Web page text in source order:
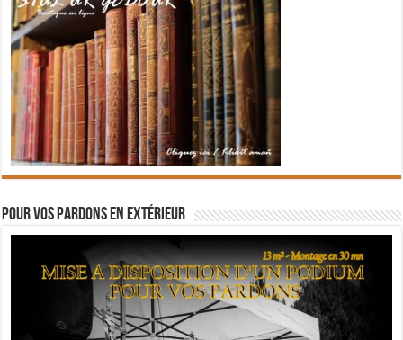
Pour vos pardons en extérieur